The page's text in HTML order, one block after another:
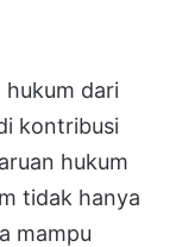
hukum dari
kontribusi
hukum
tidak hanya
mampu